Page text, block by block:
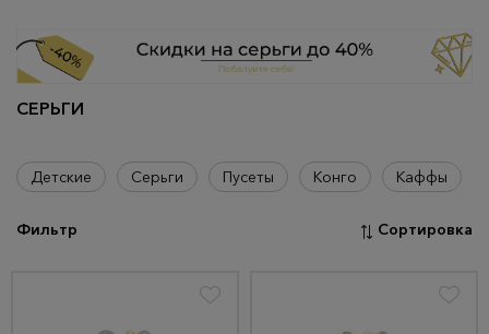
СЕРЬГИ
Детские Серьги Пусеты Конго Каффы
Фильтр Сортировка